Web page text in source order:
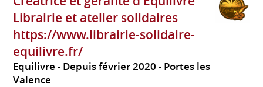
Librairie et atelier solidaires
https://www.librairie-solidaire-
equilivre.fr/
Equilivre Depuis février 2020 Portes les
Valence